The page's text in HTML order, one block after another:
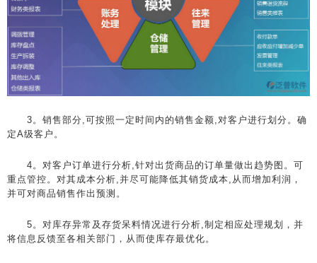
3。销售部分,可按照一定时间内的销售金额,对客户进行划分。确
定A级客户。
4。对客户订单进行分析,针对出货商品的订单量做出趋势图。可
重点管控。对其成本分析,并尽可能降低其销货成本,从而增加利润，
并可对商品销售作出预测。
5。对库存异常及存货呆料情况进行分析,制定相应处理规划，并
将信息反馈至各相关部门，从而使库存最优化。